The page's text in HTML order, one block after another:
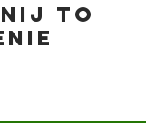
to